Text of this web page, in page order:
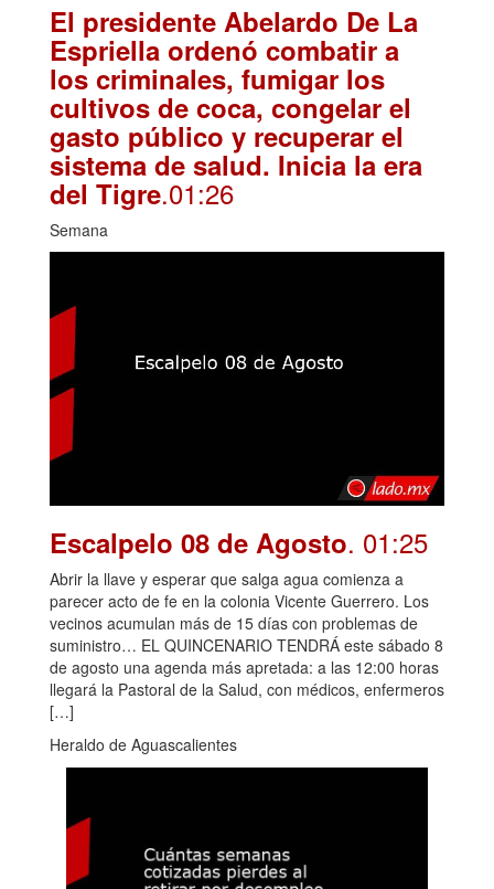
El presidente Abelardo De La
Espriella ordenó combatir a
los criminales, fumigar los
cultivos de coca, congelar el
gasto público y recuperar el
sistema de salud. Inicia la era
del Tigre.01:26
Semana
Escalpelo 08 de Agosto. 01:25
Abrir la llave y esperar que salga agua comienza a
parecer acto de fe en la colonia Vicente Guerrero. Los
vecinos acumulan más de 15 días con problemas de
suministro… EL QUINCENARIO TENDRÁ este sábado 8
de agosto una agenda más apretada: a las 12:00 horas
llegará la Pastoral de la Salud, con médicos, enfermeros
[…]
Heraldo de Aguascalientes